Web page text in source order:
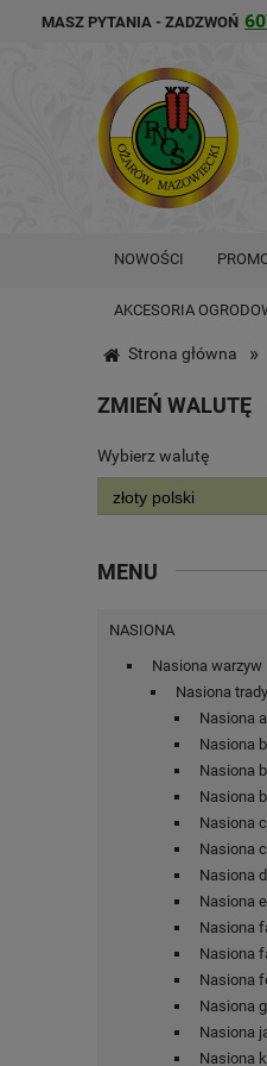
MASZ PYTANIA - ZADZWOŃ
NOWOŚCI
AKCESORIA
Strona główna »
ZMIEŃ WALUTĘ
Wybierz walutę
MENU
NASIONA
Nasiona warzyw
Nasiona
Nasiona
Nasiona
Nasiona
Nasiona
Nasiona
Nasiona
Nasiona
Nasiona
Nasiona
Nasiona
Nasiona
Nasiona
Nasiona
Nasiona